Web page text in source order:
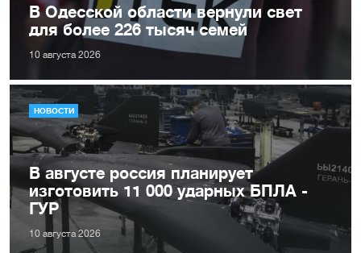
В Одесской области вернули свет
для более 226 тысяч семей
10 августа 2026
НОВОСТИ
В августе россия планирует
изготовить 11 000 ударных БПЛА -
ГУР
10 августа 2026